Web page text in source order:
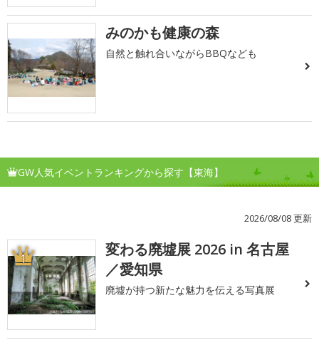
みのかも健康の森
自然と触れ合いながらBBQなども
GW人気イベントランキングから探す【東海】
2026/08/08 更新
1
変わる廃墟展 2026 in 名古屋
／愛知県
廃墟が持つ新たな魅力を伝える写真展